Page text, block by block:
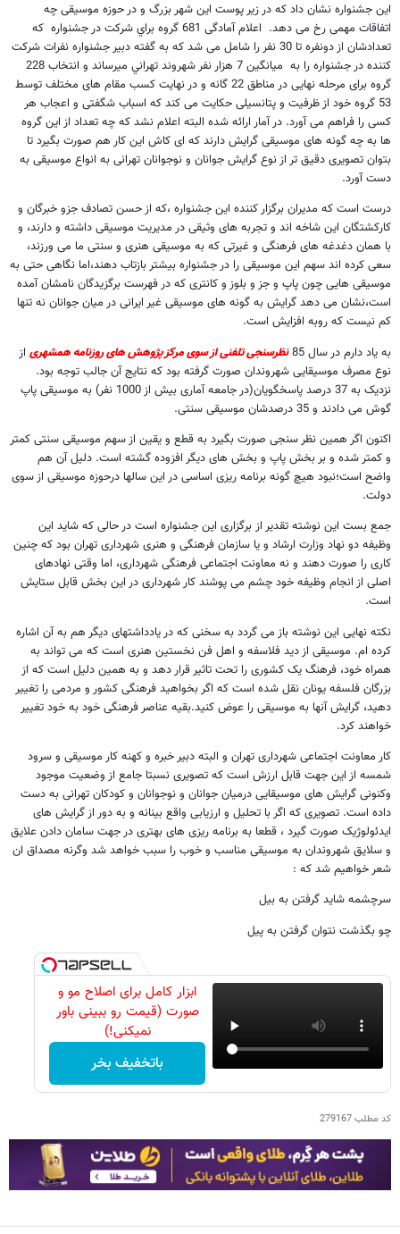
این جشنواره نشان داد که در زیر پوست این شهر بزرگ و در حوزه موسیقی چه
اتفاقات مهمی رخ می دهد. اعلام آمادگی 681 گروه براي شرکت در جشنواره که
تعدادشان از دونفره تا 30 نفر را شامل می شد که به گفته دبیر جشنواره نفرات شرکت
کننده در جشنواره را به میانگین 7 هزار نفر شهروند تهراني مي­رساند و انتخاب 228
گروه برای مرحله نهایی در مناطق 22 گانه و در نهایت کسب مقام های مختلف توسط
53 گروه خود از ظرفیت و پتانسیلی حکایت می کند که اسباب شگفتی و اعجاب هر
کسی را فراهم می آورد. در آمار ارائه شده البته اعلام نشد که چه تعداد از این گروه
ها به چه گونه های موسیقی گرایش دارند که ای کاش این کار هم صورت بگیرد تا
بتوان تصویری دقیق تر از نوع گرایش جوانان و نوجوانان تهرانی به انواع موسیقی به
دست آورد.
درست است که مدیران برگزار کننده این جشنواره ،که از حسن تصادف جزو خبرگان و
کارکشتگان این شاخه اند و تجربه های وثیقی در مدیریت موسیقی داشته و دارند، و
با همان دغدغه های فرهنگی و غیرتی که به موسیقی هنری و سنتی ما می ورزند،
سعی کرده اند سهم این موسیقی را در جشنواره بیشتر بازتاب دهند،اما نگاهی حتی به
موسیقی هایی چون پاپ و جز و بلوز و کانتری که در فهرست برگزیدگان نامشان آمده
است،نشان می دهد گرایش به گونه های موسیقی غیر ایرانی در میان جوانان نه تنها
کم نیست که روبه افزایش است.
به یاد دارم در سال 85
نظرسنجی تلفنی از سوی مرکز پژوهش های روزنامه همشهری از
نوع مصرف موسیقایی شهروندان صورت گرفته بود که نتایج آن جالب توجه بود.
نزدیک به 37 درصد پاسخگویان(در جامعه آماری بیش از 1000 نفر) به موسیقی پاپ
گوش می دادند و 35 درصدشان موسیقی سنتی.
اکنون اگر همین نظر سنجی صورت بگیرد به قطع و یقین از سهم موسیقی سنتی کمتر
و کمتر شده و بر بخش پاپ و بخش های دیگر افزوده گشته است. دلیل آن هم
واضح است؛نبود هیچ گونه برنامه ریزی اساسی در این سال­ها درحوزه موسیقی از سوی
دولت.
جمع بست این نوشته تقدیر از برگزاری این جشنواره است در حالی که شاید این
وظیفه دو نهاد وزارت ارشاد و یا سازمان فرهنگی و هنری شهرداری تهران بود که چنین
کاری را صورت دهند و نه معاونت اجتماعی فرهنگی شهرداری، اما وقتی نهادهای
اصلی از انجام وظیفه خود چشم می پوشند کار شهرداری در این بخش قابل ستایش
است.
نکته نهایی این نوشته باز می گردد به سخنی که در یادداشت­های دیگر هم به آن اشاره
کرده ام. موسیقی از دید فلاسفه و اهل فن نخستین هنری است که می تواند به
همراه خود، فرهنگ یک کشوری را تحت تاثیر قرار دهد و به همین دلیل است که از
بزرگان فلسفه یونان نقل شده است که اگر بخواهید فرهنگی کشور و مردمی را تغییر
دهید، گرایش آنها به موسیقی را عوض کنید.بقیه عناصر فرهنگی خود به خود تغییر
خواهند کرد.
کار معاونت اجتماعی شهرداری تهران و البته دبیر خبره و کهنه کار موسیقی و سرود
شمسه از این جهت قابل ارزش است که تصویری نسبتا جامع از وضعیت موجود
وکنونی گرایش های موسیقایی درمیان جوانان و نوجوانان و کودکان تهرانی به دست
داده است. تصویری که اگر با تحلیل و ارزیابی واقع بینانه و به دور از گرایش های
ایدئولوژیک صورت گیرد ، قطعا به برنامه ریزی های بهتری در جهت سامان دادن علایق
و سلایق شهروندان به موسیقی مناسب و خوب را سبب خواهد شد وگرنه مصداق ان
شعر خواهیم شد که :
سرچشمه شاید گرفتن به بیل
چو بگذشت نتوان گرفتن به پیل
ابزار کامل برای اصلاح مو و
صورت (قیمت رو ببینی باور
نمیکنی!)
باتخفیف بخر
کد مطلب279167